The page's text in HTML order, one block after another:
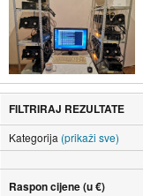
FILTRIRAJ REZULTATE
Kategorija (prikaži sve)
Raspon cijene (u €)